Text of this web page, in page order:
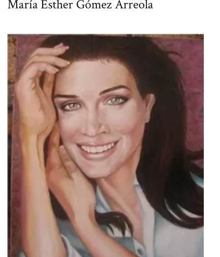
María Esther Gómez Arreola